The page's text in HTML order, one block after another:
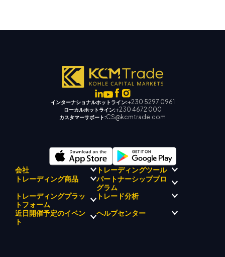
インターナショナルホットライン:+230 5297 0961
ローカルホットライン:+230 4672 000
カスタマーサポート:CS@kcmtrade.com
会社
KCMトレードについて
KCM トレードドリフトチーム
企業理念
企業ニュース
ビデオギャラリー
トレーディングツール
KCMトレード AI メンター
KCM トレードシグナルセンタ
ー
経済カレンダー
EA サポート (MT4)
トレーディング商品
外国為替
貴金属
エネルギー
株式インデックス
株式CFD
パートナーシッププロ
グラム
トレーディングプラッ
トフォーム
メタトレーダー 4
トレード分析
マーケットアナリストチーム
近日開催予定のイベン
ト
ヘルプセンター